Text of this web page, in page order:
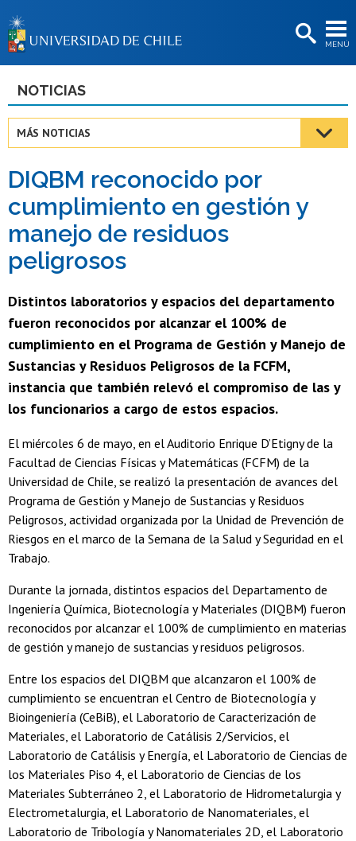
MENÚ
BIBLIOTECAS
Estudiantes
Académicas/os
Funcionarias/os
Egresadas/os
NOTICIAS
MÁS NOTICIAS
DIQBM reconocido por
cumplimiento en gestión y
manejo de residuos
peligrosos
Distintos laboratorios y espacios del departamento
fueron reconocidos por alcanzar el 100% de
cumplimiento en el Programa de Gestión y Manejo de
Sustancias y Residuos Peligrosos de la FCFM,
instancia que también relevó el compromiso de las y
los funcionarios a cargo de estos espacios.
El miércoles 6 de mayo, en el Auditorio Enrique D’Etigny de la
Facultad de Ciencias Físicas y Matemáticas (FCFM) de la
Universidad de Chile, se realizó la presentación de avances del
Programa de Gestión y Manejo de Sustancias y Residuos
Peligrosos, actividad organizada por la Unidad de Prevención de
Riesgos en el marco de la Semana de la Salud y Seguridad en el
Trabajo.
Durante la jornada, distintos espacios del Departamento de
Ingeniería Química, Biotecnología y Materiales (DIQBM) fueron
reconocidos por alcanzar el 100% de cumplimiento en materias
de gestión y manejo de sustancias y residuos peligrosos.
Entre los espacios del DIQBM que alcanzaron el 100% de
cumplimiento se encuentran el Centro de Biotecnología y
Bioingeniería (CeBiB), el Laboratorio de Caracterización de
Materiales, el Laboratorio de Catálisis 2/Servicios, el
Laboratorio de Catálisis y Energía, el Laboratorio de Ciencias de
los Materiales Piso 4, el Laboratorio de Ciencias de los
Materiales Subterráneo 2, el Laboratorio de Hidrometalurgia y
Electrometalurgia, el Laboratorio de Nanomateriales, el
Laboratorio de Tribología y Nanomateriales 2D, el Laboratorio